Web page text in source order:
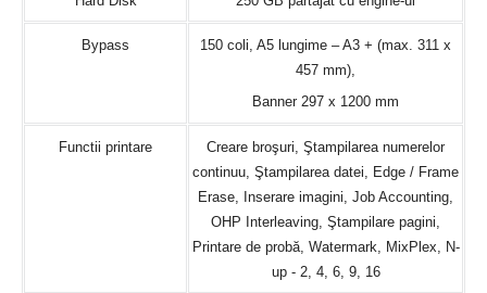
Bypass
150 coli, A5 lungime – A3 + (max. 311 x
457 mm),
Banner 297 x 1200 mm
Functii printare
Creare broşuri, Ştampilarea numerelor
continuu, Ştampilarea datei, Edge / Frame
Erase, Inserare imagini, Job Accounting,
OHP Interleaving, Ştampilare pagini,
Printare de probă, Watermark, MixPlex, N-
up - 2, 4, 6, 9, 16